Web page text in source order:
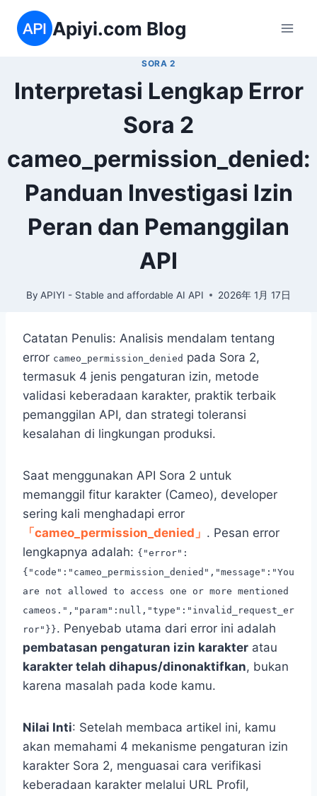
content
Apiyi.com Blog
SORA 2
Interpretasi Lengkap Error
Sora 2
cameo_permission_denied:
Panduan Investigasi Izin
Peran dan Pemanggilan
API
By APIYI - Stable and affordable AI API 2026年 1月 17日
Catatan Penulis: Analisis mendalam tentang
error cameo_permission_denied pada Sora 2,
termasuk 4 jenis pengaturan izin, metode
validasi keberadaan karakter, praktik terbaik
pemanggilan API, dan strategi toleransi
kesalahan di lingkungan produksi.
Saat menggunakan API Sora 2 untuk
memanggil fitur karakter (Cameo), developer
sering kali menghadapi error
「cameo_permission_denied」 . Pesan error
lengkapnya adalah: {"error":
{"code":"cameo_permission_denied","message":"You
are not allowed to access one or more mentioned
cameos.","param":null,"type":"invalid_request_er
ror"}}. Penyebab utama dari error ini adalah
pembatasan pengaturan izin karakter atau
karakter telah dihapus/dinonaktifkan, bukan
karena masalah pada kode kamu.
Nilai Inti: Setelah membaca artikel ini, kamu
akan memahami 4 mekanisme pengaturan izin
karakter Sora 2, menguasai cara verifikasi
keberadaan karakter melalui URL Profil,